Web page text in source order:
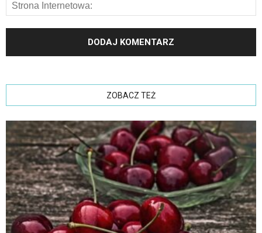
ZOBACZ TEŻ